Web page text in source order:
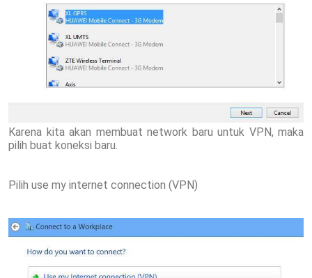
Karena kita akan membuat network baru untuk VPN, maka
pilih buat koneksi baru.
Pilih use my internet connection (VPN)